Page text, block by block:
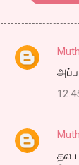
C
e
அப்ப